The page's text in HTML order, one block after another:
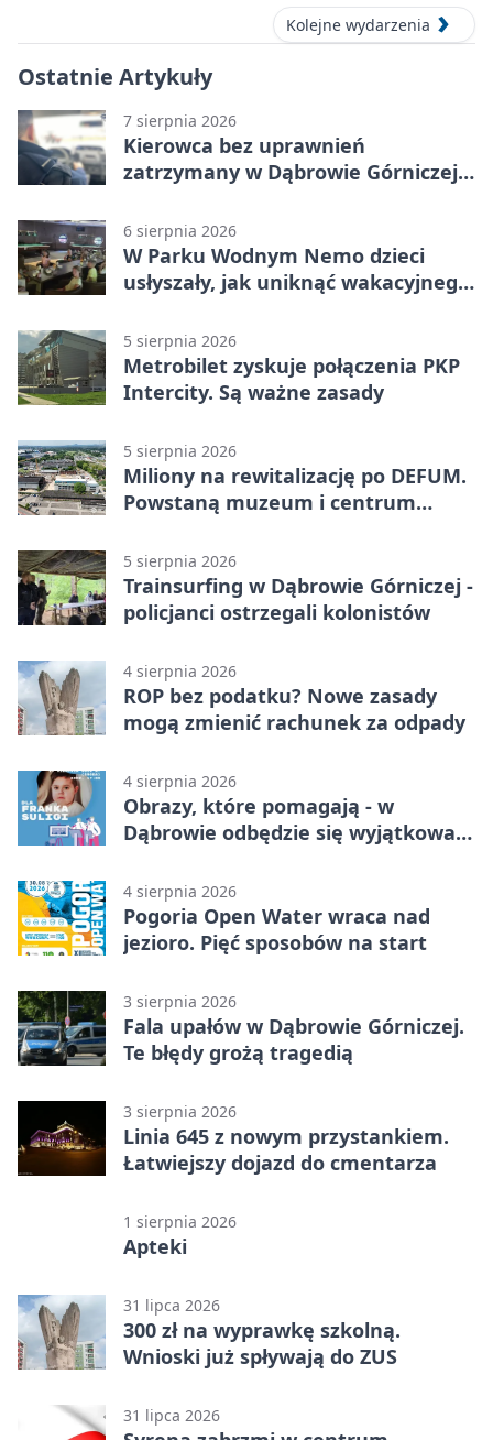
Kolejne wydarzenia
Ostatnie Artykuły
7 sierpnia 2026
Kierowca bez uprawnień
zatrzymany w Dąbrowie Górniczej.
6 sierpnia 2026
W Parku Wodnym Nemo dzieci
usłyszały, jak uniknąć wakacyjnego
5 sierpnia 2026
Metrobilet zyskuje połączenia PKP
Intercity. Są ważne zasady
5 sierpnia 2026
Miliony na rewitalizację po DEFUM.
Powstaną muzeum i centrum
5 sierpnia 2026
Trainsurfing w Dąbrowie Górniczej -
policjanci ostrzegali kolonistów
4 sierpnia 2026
ROP bez podatku? Nowe zasady
mogą zmienić rachunek za odpady
4 sierpnia 2026
Obrazy, które pomagają - w
Dąbrowie odbędzie się wyjątkowa
4 sierpnia 2026
Pogoria Open Water wraca nad
jezioro. Pięć sposobów na start
3 sierpnia 2026
Fala upałów w Dąbrowie Górniczej.
Te błędy grożą tragedią
3 sierpnia 2026
Linia 645 z nowym przystankiem.
Łatwiejszy dojazd do cmentarza
1 sierpnia 2026
Apteki
31 lipca 2026
300 zł na wyprawkę szkolną.
Wnioski już spływają do ZUS
31 lipca 2026